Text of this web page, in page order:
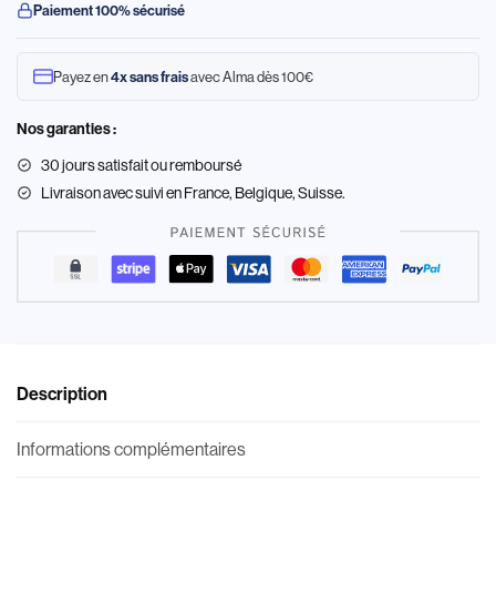
Paiement 100% sécurisé
Payez en4x sans fraisavec Alma dès 100€
Nos garanties :
30 jours satisfait ou remboursé
Livraisonavec suivi en France, Belgique, Suisse.
Description
Informations complémentaires